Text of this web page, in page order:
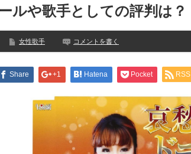
ルや歌手としての評判は？
女性歌手 コメントを書く
Share +1 Hatena Pocket RSS